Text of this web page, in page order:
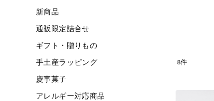
新商品
通販限定詰合せ
ギフト・贈りもの
手土産ラッピング
慶事菓子
アレルギー対応商品
8件